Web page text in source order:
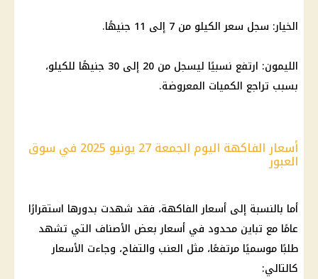
الخيار: سجل سعر الكيلو من 7 إلى 11 جنيهًا.
الليمون: ارتفع نسبيًا ليسجل من 20 إلى 30 جنيهًا للكيلو،
بسبب تراجع الكميات المعروضة.
أسعار الفاكهة اليوم الجمعة 27 يونيو 2025 في سوق
العبور
أما بالنسبة إلى أسعار الفاكهة، فقد شهدت بدورها استقرارًا
عامًا مع تباين محدود في أسعار بعض الأصناف التي تشهد
طلبًا موسميًا مرتفعًا، مثل العنب والتفاح، وجاءت الأسعار
كالتالي: